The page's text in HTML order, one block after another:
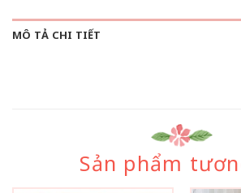
MÔ TẢ CHI TIẾT
Sản phẩm